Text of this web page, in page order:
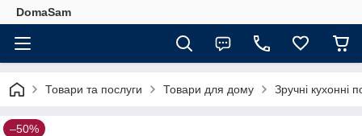
DomaSam
Товари та послуги Товари для дому Зручні кухонні
–50%